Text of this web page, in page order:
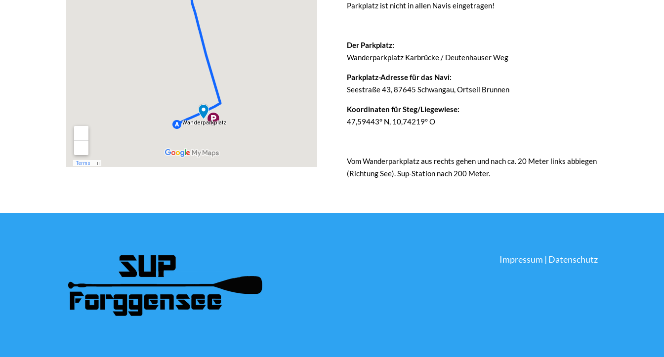
Parkplatz ist nicht in allen Navis eingetragen!
Der Parkplatz:
Wanderparkplatz Karbrücke / Deutenhauser Weg
Parkplatz-Adresse für das Navi:
Seestraße 43, 87645 Schwangau, Ortseil Brunnen
Koordinaten für Steg/Liegewiese:
47,59443° N, 10,74219° O
Vom Wanderparkplatz aus rechts gehen und nach ca. 20 Meter links abbiegen
(Richtung See). Sup-Station nach 200 Meter.
Impressum | Datenschutz